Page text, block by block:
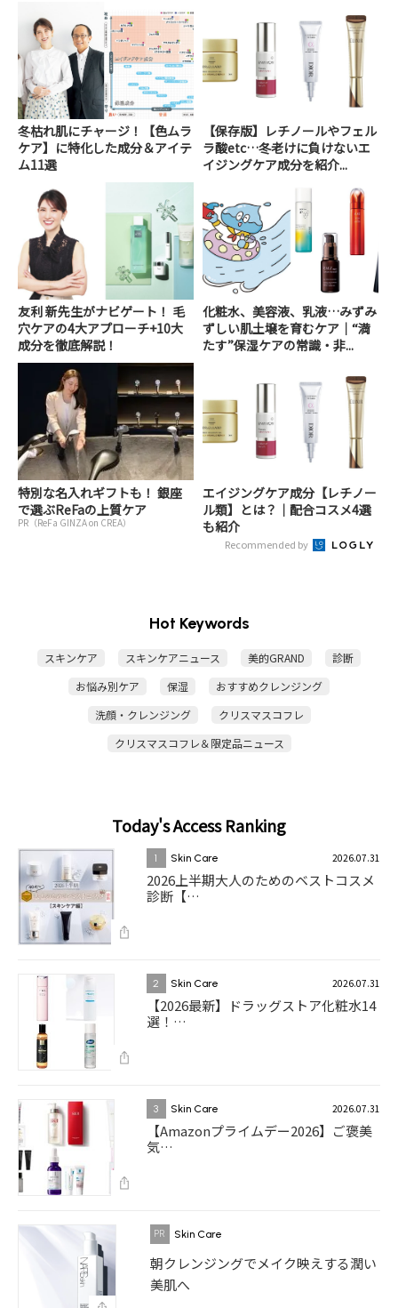
冬枯れ肌にチャージ！【色ムラ
ケア】に特化した成分＆アイテ
ム11選
【保存版】レチノールやフェル
ラ酸etc…冬老けに負けないエ
イジングケア成分を紹介...
友利 新先生がナビゲート！ 毛
穴ケアの4大アプローチ+10大
成分を徹底解説！
化粧水、美容液、乳液…みずみ
ずしい肌土壌を育むケア｜“満
たす”保湿ケアの常識・非...
特別な名入れギフトも！ 銀座
で選ぶReFaの上質ケア
PR（ReFa GINZA on CREA）
エイジングケア成分【レチノー
ル類】とは？｜配合コスメ4選
も紹介
Recommended by
Hot Keywords
スキンケア スキンケアニュース 美的GRAND
診断
お悩み別ケア
保湿
おすすめクレンジング
洗顔・クレンジング
クリスマスコフレ
クリスマスコフレ＆限定品ニュース
Today's Access Ranking
1 Skin Care 2026.07.31
2026上半期大人のためのベストコスメ
診断【…
2 Skin Care 2026.07.31
【2026最新】ドラッグストア化粧水14
選！…
3 Skin Care 2026.07.31
【Amazonプライムデー2026】ご褒美
気…
Skin Care
朝クレンジングでメイク映えする潤い
美肌へ